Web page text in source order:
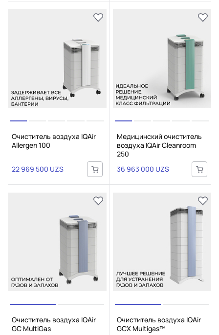
Очиститель воздуха IQAir
Allergen 100
22 969 500 UZS
Медицинский очиститель
воздуха IQAir Cleanroom
250
36 963 000 UZS
Очиститель воздуха IQAir
GC MultiGas
Очиститель воздуха IQAir
GCX Multigas™